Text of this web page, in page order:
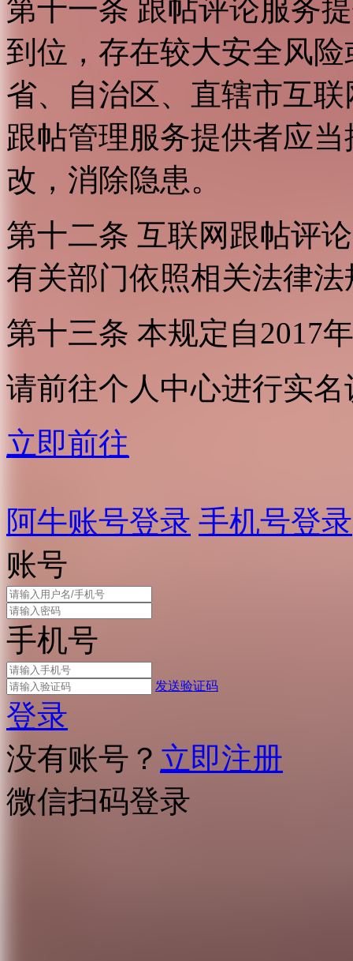
第十一条 跟帖评论服务
到位，存在较大安全风
省、自治区、直辖市互
跟帖管理服务提供者应
改，消除隐患。
第十二条 互联网跟帖评
有关部门依照相关法律
第十三条 本规定自2017
请前往个人中心进行实名
立即前往
阿牛账号登录 手机号登录
账号
手机号
发送验证码
登录
没有账号？ 立即注册
微信扫码登录